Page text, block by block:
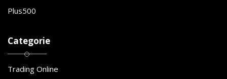
Plus500
Categorie
Trading Online